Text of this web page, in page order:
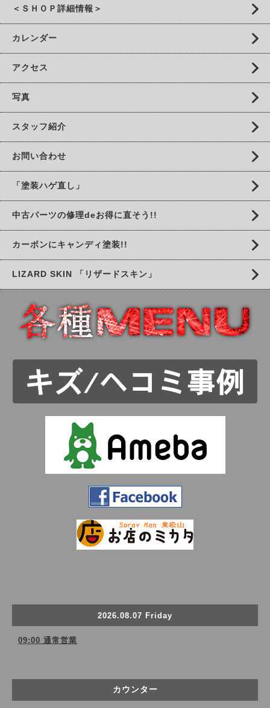
＜ＳＨＯＰ詳細情報＞
カレンダー
アクセス
写真
スタッフ紹介
お問い合わせ
「塗装ハゲ直し」
中古パーツの修理deお得に直そう!!
カーボンにキャンディ塗装!!
LIZARD SKIN 「リザードスキン」
2026.08.07 Friday
09:00 通常営業
カウンター